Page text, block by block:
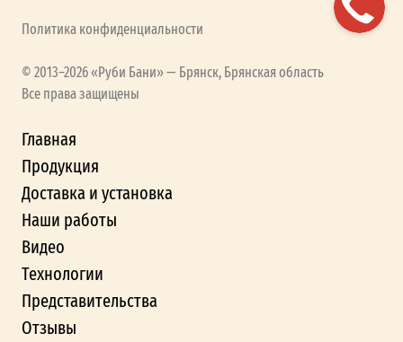
Политика конфиденциальности
© 2013–2026 «Руби Бани» — Брянск, Брянская область
Все права защищены
Главная
Продукция
Доставка и установка
Наши работы
Видео
Технологии
Представительства
Отзывы